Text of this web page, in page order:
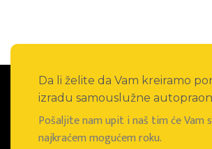
Da li želite da Vam kreiramo
izradu samouslužne
Pošaljite nam upit i naš tim će Vam
najkraćem mogućem roku.